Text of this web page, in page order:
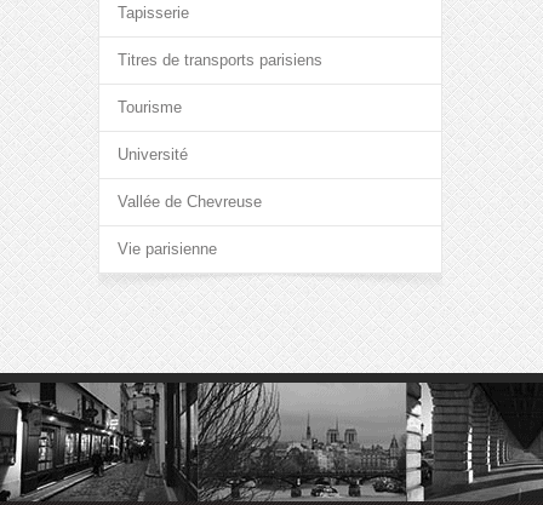
Tapisserie
Titres de transports parisiens
Tourisme
Université
Vallée de Chevreuse
Vie parisienne